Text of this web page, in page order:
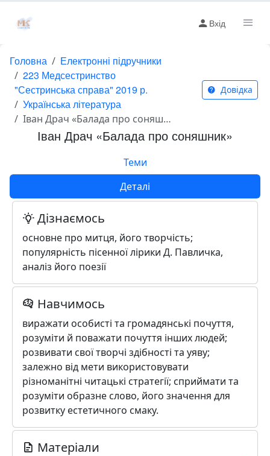
Вхід
Головна
Електронні підручники
223 Медсестринство
"Сестринська справа" 2019 р.
Українська література
Іван Драч «Балада про соняшник»
Довідка
Іван Драч «Балада про соняшник»
Теми
Деталі
Дізнаємось
основне про митця, його творчість;
популярність пісенної лірики Д. Павличка,
аналіз його поезії
Навчимось
виражати особисті та громадянські почуття,
розуміти й поважати почуття інших людей;
розвивати свої творчі здібності та уяву;
залежно від мети використовувати
різноманітні читацькі стратегії; сприймати та
розуміти образне слово, його значення для
розвитку естетичного смаку.
Матеріали